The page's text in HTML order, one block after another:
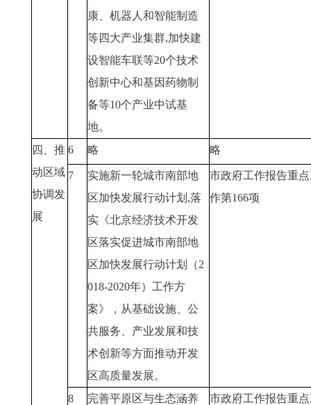
康、机器人和智能制造
等四大产业集群,加快建
设智能车联等20个技术
创新中心和基因药物制
备等10个产业中试基
地。
四、推
动区域
协调发
展
6 略 略
7
实施新一轮城市南部地
区加快发展行动计划,落
实《北京经济技术开发
区落实促进城市南部地
区加快发展行动计划（2
018-2020年）工作方
案》，从基础设施、公
共服务、产业发展和技
术创新等方面推动开发
区高质量发展。
市政府工作报告重
作第166项
8
完善平原区与生态涵养
市政府工作报告重